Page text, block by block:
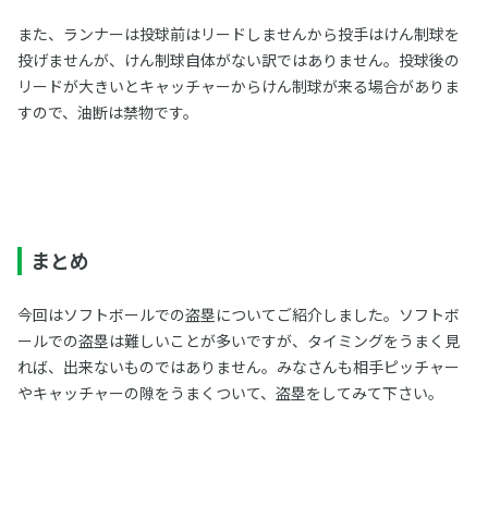
また、ランナーは投球前はリードしませんから投手はけん制球を
投げませんが、けん制球自体がない訳ではありません。投球後の
リードが大きいとキャッチャーからけん制球が来る場合がありま
すので、油断は禁物です。
まとめ
今回はソフトボールでの盗塁についてご紹介しました。ソフトボ
ールでの盗塁は難しいことが多いですが、タイミングをうまく見
れば、出来ないものではありません。みなさんも相手ピッチャー
やキャッチャーの隙をうまくついて、盗塁をしてみて下さい。